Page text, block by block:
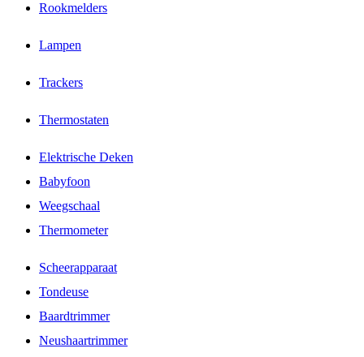
Rookmelders
Lampen
Trackers
Thermostaten
Elektrische Deken
Babyfoon
Weegschaal
Thermometer
Scheerapparaat
Tondeuse
Baardtrimmer
Neushaartrimmer